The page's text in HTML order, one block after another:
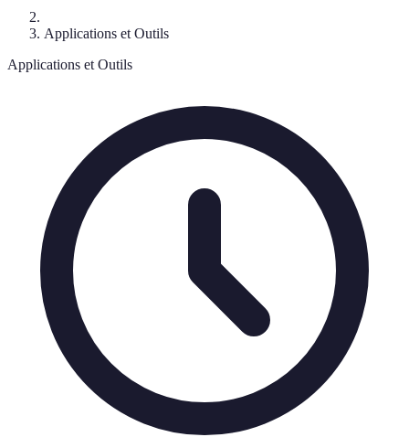
Applications et Outils
Applications et Outils